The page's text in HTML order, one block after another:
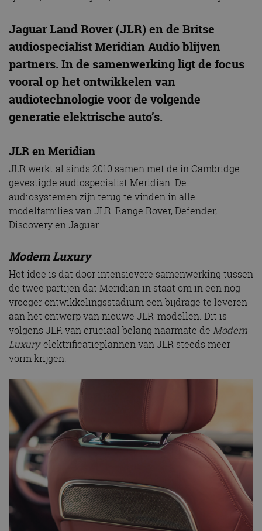
Jaguar Land Rover (JLR) en de Britse
audiospecialist Meridian Audio blijven
partners. In de samenwerking ligt de focus
vooral op het ontwikkelen van
audiotechnologie voor de volgende
generatie elektrische auto’s.
JLR en Meridian
JLR werkt al sinds 2010 samen met de in Cambridge
gevestigde audiospecialist Meridian. De
audiosystemen zijn terug te vinden in alle
modelfamilies van JLR: Range Rover, Defender,
Discovery en Jaguar.
Modern Luxury
Het idee is dat door intensievere samenwerking tussen
de twee partijen dat Meridian in staat om in een nog
vroeger ontwikkelingsstadium een ​​bijdrage te leveren
aan het ontwerp van nieuwe JLR-modellen. Dit is
volgens JLR van cruciaal belang naarmate de Modern
Luxury-elektrificatieplannen van JLR steeds meer
vorm krijgen.